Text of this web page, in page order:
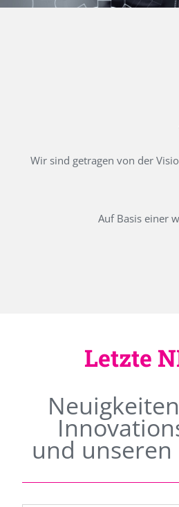
Wir sind getragen von der
Auf Basis einer
Letzte
und unseren